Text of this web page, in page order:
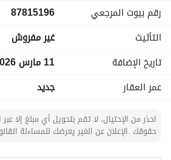
مواصفات المحل:
أصحاب الأعمال.
الإيجار السنوي:
رقم بيوت المرجعي
87815196
التأثيث
غير مفروش
تاريخ الإضافة
11 مارس 2026
عمر العقار
جديد
احذر من الإحتيال، لا تقم بتحويل أي مبلغ إلا
حقوقك .الإعلان عن الغير يعرضك للمساءلة